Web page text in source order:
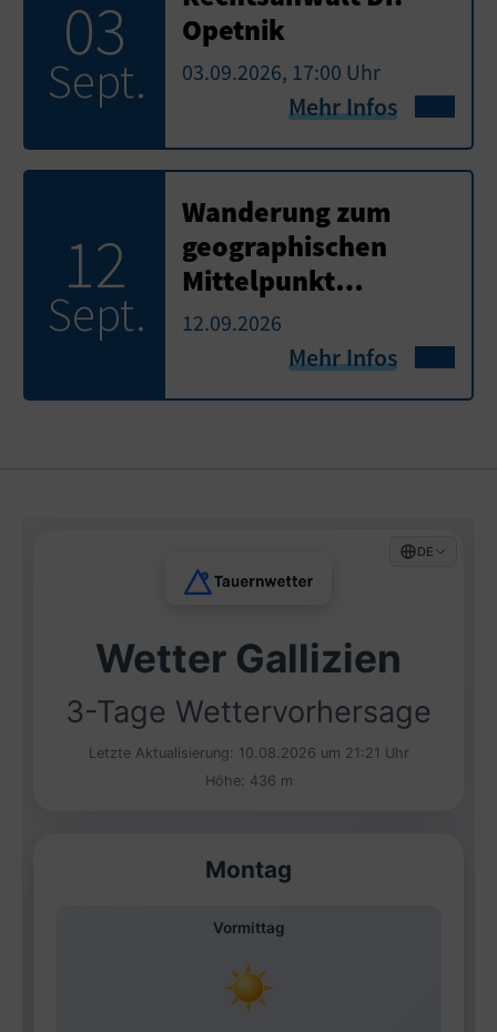
03
Sept.
Opetnik
03.09.2026, 17:00 Uhr
Mehr Infos
12
Sept.
Wanderung zum
geographischen
Mittelpunkt…
12.09.2026
Mehr Infos